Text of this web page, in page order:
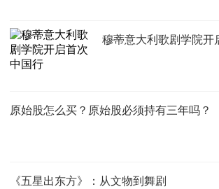
穆蒂意大利歌剧学院开
原始股怎么买？原始股必须持有三年吗？
《五星出东方》：从文物到舞剧